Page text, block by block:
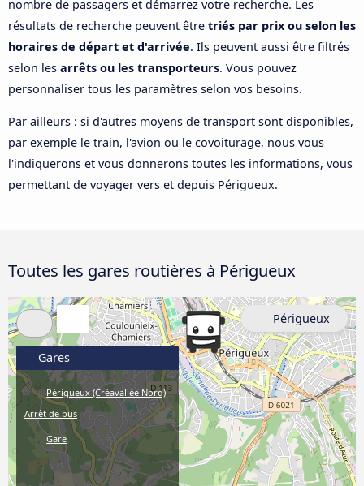
nombre de passagers et démarrez votre recherche. Les
résultats de recherche peuvent être triés par prix ou selon les
horaires de départ et d'arrivée. Ils peuvent aussi être filtrés
selon les arrêts ou les transporteurs. Vous pouvez
personnaliser tous les paramètres selon vos besoins.
Par ailleurs : si d'autres moyens de transport sont disponibles,
par exemple le train, l'avion ou le covoiturage, nous vous
l'indiquerons et vous donnerons toutes les informations, vous
permettant de voyager vers et depuis Périgueux.
Toutes les gares routières à Périgueux
Gares
Périgueux (Créavallée Nord)
Arrêt de bus
Gare
Périgueux